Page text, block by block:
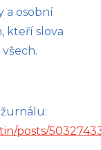
a osobní
kteří slova
posts/